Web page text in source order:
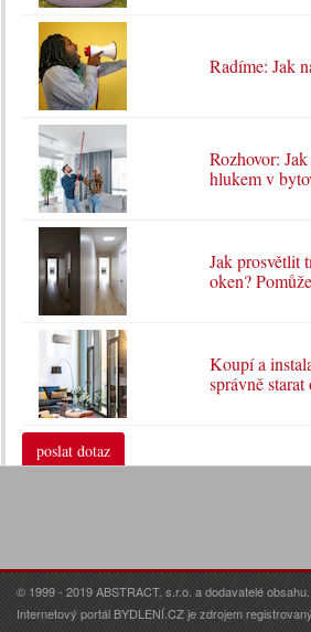
Radíme: Jak
Rozhovor:
hlukem v
Jak prosvětlit
oken?
Koupí a
správně
poslat dotaz
© 1999 - 2019 ABSTRACT, s.r.o. a dodavatelé
Internetový portál BYDLENÍ.CZ je zdrojem